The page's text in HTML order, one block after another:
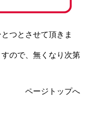
つとさせて頂きま
ので、無くなり次第
ページトップへ